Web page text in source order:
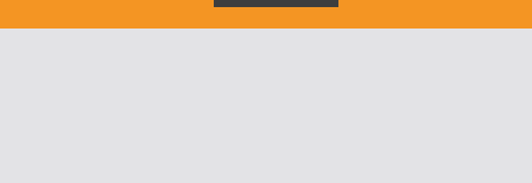
Checklist